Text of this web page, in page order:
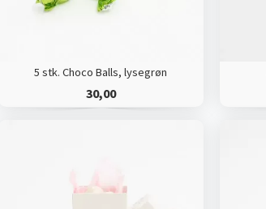
5 stk. Choco Balls, lysegrøn
30,00